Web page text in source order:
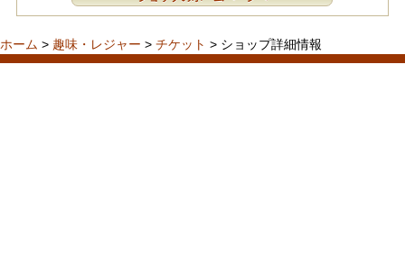
ホーム > 趣味・レジャー > チケット > ショップ詳細情報